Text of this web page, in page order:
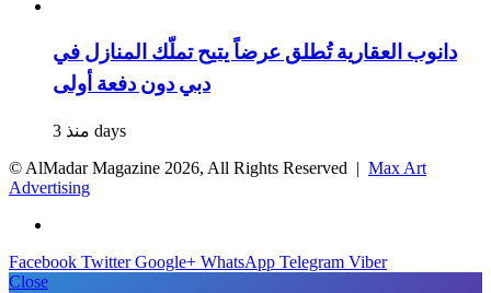
دانوب العقارية تُطلق عرضاً يتيح تملّك المنازل في
دبي دون دفعة أولى
منذ 3 days
© AlMadar Magazine 2026, All Rights Reserved | Max Art
Advertising
Facebook Twitter Google+ WhatsApp Telegram Viber
Close